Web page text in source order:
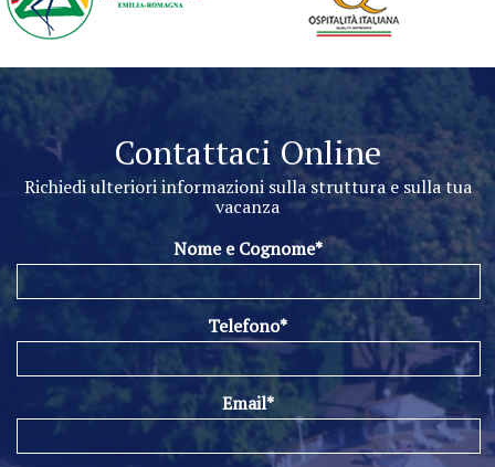
Contattaci Online
Richiedi ulteriori informazioni sulla struttura e sulla tua
vacanza
Nome e Cognome*
Telefono*
Email*